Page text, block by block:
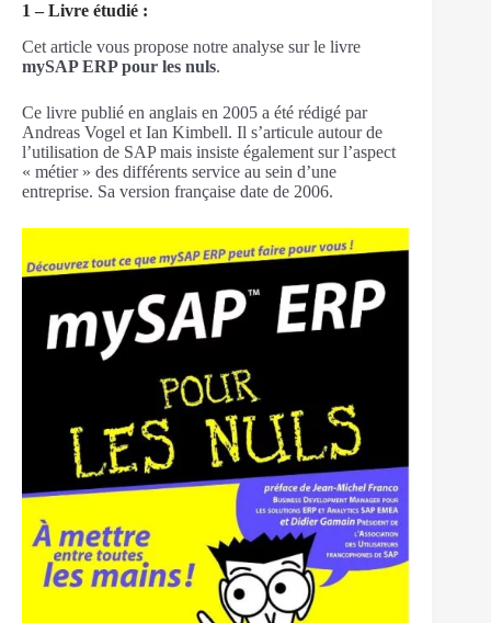
1 – Livre étudié :
Cet article vous propose notre analyse sur le livre
mySAP ERP pour les nuls.
Ce livre publié en anglais en 2005 a été rédigé par
Andreas Vogel et Ian Kimbell. Il s’articule autour de
l’utilisation de SAP mais insiste également sur l’aspect
« métier » des différents service au sein d’une
entreprise. Sa version française date de 2006.